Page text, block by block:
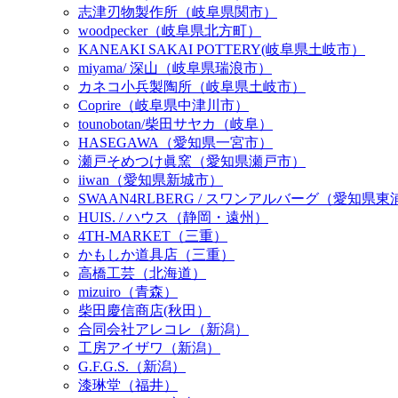
志津刃物製作所（岐阜県関市）
woodpecker（岐阜県北方町）
KANEAKI SAKAI POTTERY(岐阜県土岐市）
miyama/ 深山（岐阜県瑞浪市）
カネコ小兵製陶所（岐阜県土岐市）
Coprire（岐阜県中津川市）
tounobotan/柴田サヤカ（岐阜）
HASEGAWA（愛知県一宮市）
瀬戸そめつけ眞窯（愛知県瀬戸市）
iiwan（愛知県新城市）
SWAAN4RLBERG / スワンアルバーグ（愛知県東
HUIS. / ハウス（静岡・遠州）
4TH-MARKET（三重）
かもしか道具店（三重）
高橋工芸（北海道）
mizuiro（青森）
柴田慶信商店(秋田）
合同会社アレコレ（新潟）
工房アイザワ（新潟）
G.F.G.S.（新潟）
漆琳堂（福井）